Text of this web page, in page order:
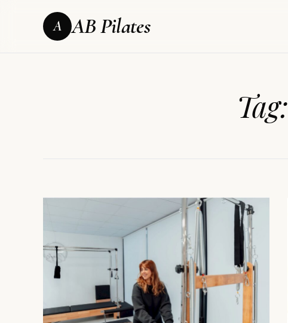
A AB Pilates
Tag: